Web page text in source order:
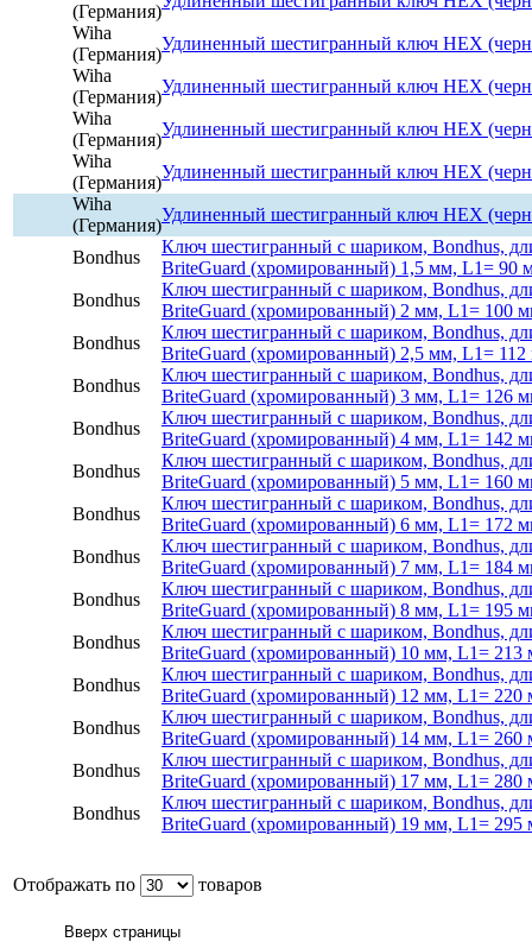
(Германия)
Wiha
(Германия)
Удлиненный шестигранный ключ НЕХ
Wiha
(Германия)
Удлиненный шестигранный ключ НЕХ
Wiha
(Германия)
Удлиненный шестигранный ключ НЕХ
Wiha
(Германия)
Удлиненный шестигранный ключ НЕХ
Wiha
(Германия)
Удлиненный шестигранный ключ НЕХ
Bondhus
Ключ шестигранный с шариком, Bondhus,
BriteGuard (хромированный) 1,5 мм, L1= 90
Bondhus
Ключ шестигранный с шариком, Bondhus,
BriteGuard (хромированный) 2 мм, L1= 100
Bondhus
Ключ шестигранный с шариком, Bondhus,
BriteGuard (хромированный) 2,5 мм, L1=
Bondhus
Ключ шестигранный с шариком, Bondhus,
BriteGuard (хромированный) 3 мм, L1= 126
Bondhus
Ключ шестигранный с шариком, Bondhus,
BriteGuard (хромированный) 4 мм, L1= 142
Bondhus
Ключ шестигранный с шариком, Bondhus,
BriteGuard (хромированный) 5 мм, L1= 160
Bondhus
Ключ шестигранный с шариком, Bondhus,
BriteGuard (хромированный) 6 мм, L1= 172
Bondhus
Ключ шестигранный с шариком, Bondhus,
BriteGuard (хромированный) 7 мм, L1= 184
Bondhus
Ключ шестигранный с шариком, Bondhus,
BriteGuard (хромированный) 8 мм, L1= 195
Bondhus
Ключ шестигранный с шариком, Bondhus,
BriteGuard (хромированный) 10 мм, L1=
Bondhus
Ключ шестигранный с шариком, Bondhus,
BriteGuard (хромированный) 12 мм, L1=
Bondhus
Ключ шестигранный с шариком, Bondhus,
BriteGuard (хромированный) 14 мм, L1=
Bondhus
Ключ шестигранный с шариком, Bondhus,
BriteGuard (хромированный) 17 мм, L1=
Bondhus
Ключ шестигранный с шариком, Bondhus,
BriteGuard (хромированный) 19 мм, L1=
Отображать по товаров